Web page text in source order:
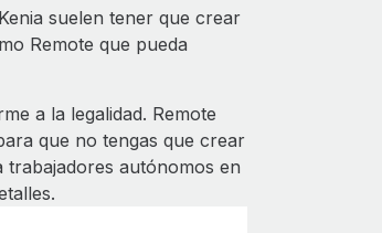
suelen tener que crear
Remote que pueda
a la legalidad. Remote
que no tengas que crear
trabajadores autónomos en